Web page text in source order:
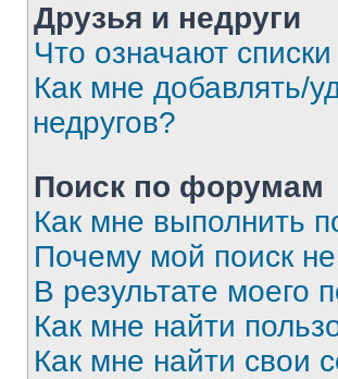
Друзья и недруги
Что означают
Как мне добавлять/
недругов?
Поиск по форумам
Как мне выполнить
Почему мой поиск
В результате моего
Как мне найти
Как мне найти свои